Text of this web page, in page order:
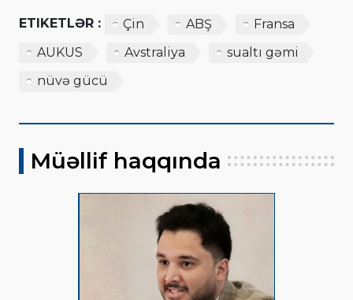
ETIKETLƏR : Çin ABŞ
Fransa
AUKUS
Avstraliya
sualtı gəmi
nüvə gücü
Müəllif haqqında